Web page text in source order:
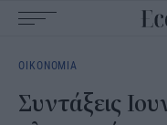
navigation
ΟΙΚΟΝΟΜΙΑ
Συντάξεις